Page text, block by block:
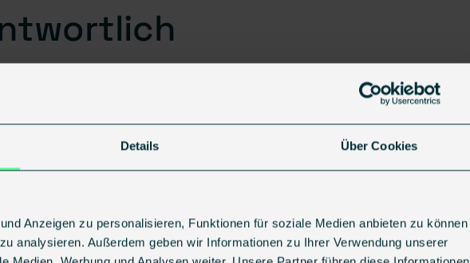
Details Über Cookies
Anzeigen zu personalisieren, Funktionen für soziale Medien anbieten zu können
analysieren. Außerdem geben wir Informationen zu Ihrer Verwendung unserer